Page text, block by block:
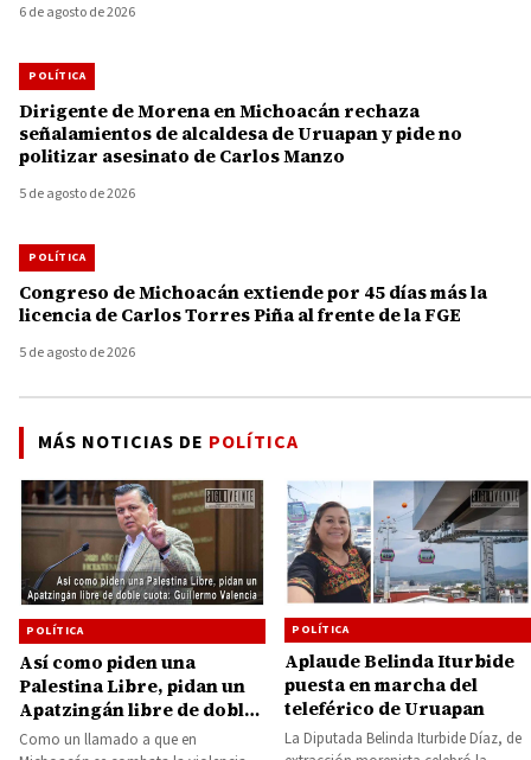
6 de agosto de 2026
POLÍTICA
Dirigente de Morena en Michoacán rechaza
señalamientos de alcaldesa de Uruapan y pide no
politizar asesinato de Carlos Manzo
5 de agosto de 2026
POLÍTICA
Congreso de Michoacán extiende por 45 días más la
licencia de Carlos Torres Piña al frente de la FGE
5 de agosto de 2026
MÁS NOTICIAS DE POLÍTICA
POLÍTICA
Así como piden una
Palestina Libre, pidan un
Apatzingán libre de doble
cuota: Guillermo Valencia
Como un llamado a que en
POLÍTICA
Aplaude Belinda Iturbide
puesta en marcha del
teleférico de Uruapan
La Diputada Belinda Iturbide Díaz, de